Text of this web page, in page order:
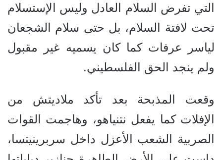
التي تفرض السلام العادل وليس الإستسلام
تحت لافتة السلام، بل حتى سلام الشجعان
لياسر عرفات كما كان يسميه غير مقبول
ولم ينجد الحق الفلسطيني.
وقعت المذبحة بعد تأكد ملاديتش من
الإفلات كما يفعل نتنياهو، وهاجمت القوات
الصربية الشعب الأعزل داخل سربرينيتسا،